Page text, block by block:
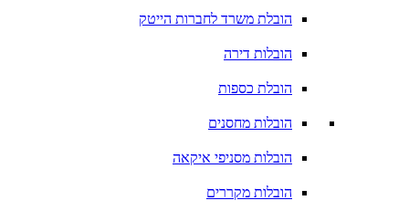
הובלת משרד לחברות הייטק
הובלות דירה
הובלת כספות
הובלות מחסנים
הובלות מסניפי איקאה
הובלות מקררים